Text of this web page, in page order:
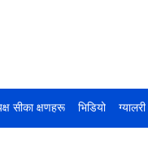
सीका क्षणहरू भिडियो ग्यालरी